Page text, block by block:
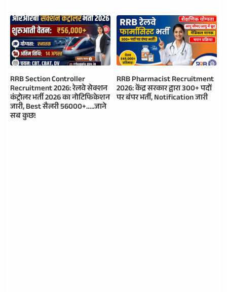
RRB Section Controller
Recruitment 2026: रेलवे सेक्शन
कंट्रोलर भर्ती 2026 का नोटिफिकेशन
जारी, Best सैलरी 56000+…..जाने
सब कुछ!
RRB Pharmacist Recruitment
2026: केंद्र सरकार द्वारा 300+ पदों
पर बंपर भर्ती, Notification जारी